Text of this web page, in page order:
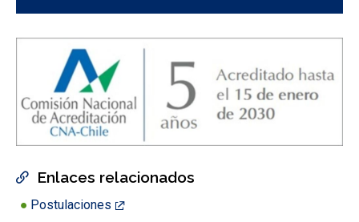
Enlaces relacionados
Postulaciones